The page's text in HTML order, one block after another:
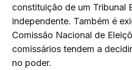
constituição de um Tribunal
independente. Também é
Comissão Nacional de
comissários tendem a
no poder.